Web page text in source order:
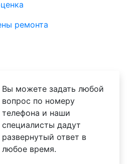
ремонта
Вы можете задать любой
вопрос по номеру
телефона и наши
специалисты дадут
развернутый ответ в
любое время.